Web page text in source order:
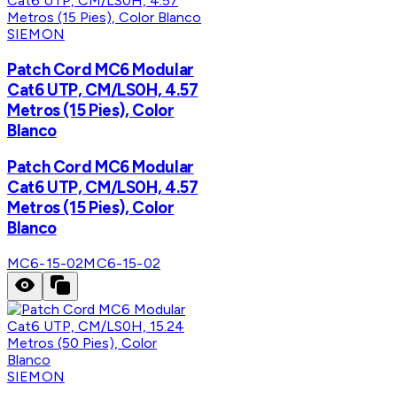
SIEMON
Patch Cord MC6 Modular
Cat6 UTP, CM/LS0H, 4.57
Metros (15 Pies), Color
Blanco
Patch Cord MC6 Modular
Cat6 UTP, CM/LS0H, 4.57
Metros (15 Pies), Color
Blanco
MC6-15-02MC6-15-02
SIEMON